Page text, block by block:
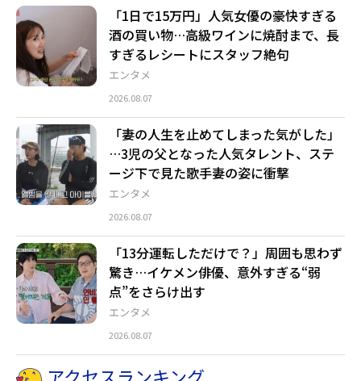
エンタメ
「1日で15万円」人気女優の豪快すぎる
酒の買い物…高級ワインに焼酎まで、長
すぎるレシートにスタッフ絶句
2026.08.07
エンタメ
「妻の人生を止めてしまった気がした」
…3児の父となった人気タレント、ステ
ージ下で見た歌手妻の姿に衝撃
2026.08.07
エンタメ
「13分運転しただけで？」周囲も思わず
驚き…イケメン俳優、意外すぎる“弱
点”をさらけ出す
2026.08.07